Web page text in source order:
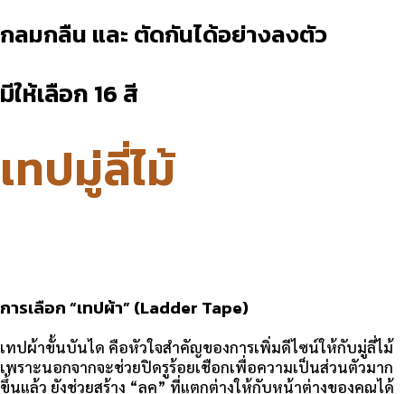
กลมกลืน และ ตัดกันได้อย่างลงตัว
มีให้เลือก 16 สี
เทปมู่ลี่ไม้
การเลือก “เทปผ้า” (Ladder Tape)
เทปผ้าขั้นบันได คือหัวใจสำคัญของการเพิ่มดีไซน์ให้กับมู่ลี่ไม้
เพราะนอกจากจะช่วยปิดรูร้อยเชือกเพื่อความเป็นส่วนตัวมาก
ขึ้นแล้ว ยังช่วยสร้าง “ลุค” ที่แตกต่างให้กับหน้าต่างของคุณได้